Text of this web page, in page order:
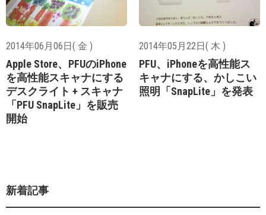
2014年06月06日( 金 )
Apple Store、PFUのiPhone
を高性能スキャナにする
デスクライト + スキャナ
「PFU SnapLite」を販売
開始
2014年05月22日( 木 )
PFU、iPhoneを高性能ス
キャナにする、かしこい
照明「SnapLite」を発表
新着記事